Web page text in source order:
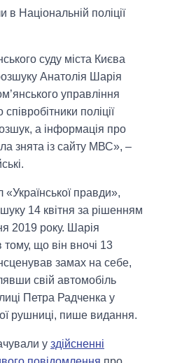
в Національній поліції
суду міста Києва
Анатолія Шарія
управління
співробітники поліції
а інформація про
знята із сайту МВС», –
правди»,
14 квітня за рішенням
2019 року. Шарія
що він вночі 13
замах на себе,
свій автомобіль
Петра Радченка у
рушниці, пише видання.
у здійсненні